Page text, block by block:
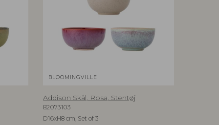
BLOOMINGVILLE
Addison Skål, Rosa, Stentøj
82073103
D16xH8 cm, Set of 3